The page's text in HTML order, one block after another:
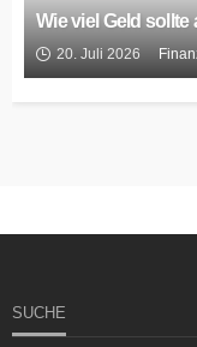
Wie viel Geld
20. Juli 2026
SUCHE